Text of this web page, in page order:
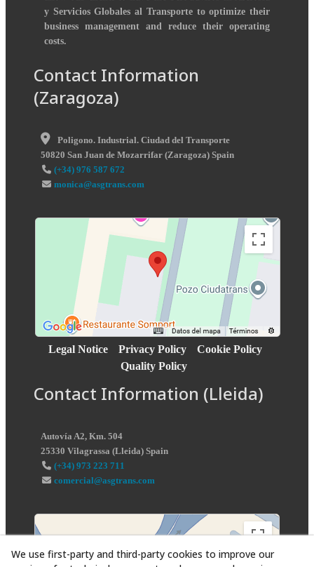
y Servicios Globales al Transporte to optimize their
business management and reduce their operating
costs.
Contact Information
(Zaragoza)
Poligono. Industrial. Ciudad del Transporte
50820 San Juan de Mozarrifar (Zaragoza) Spain
(+34) 976 587 672
monica@asgtrans.com
Legal Notice Privacy Policy
Cookie Policy
Quality Policy
Contact Information (Lleida)
Autovía A2, Km. 504
25330 Vilagrassa (Lleida) Spain
(+34) 973 223 711
comercial@asgtrans.com
We use first-party and third-party cookies to improve our